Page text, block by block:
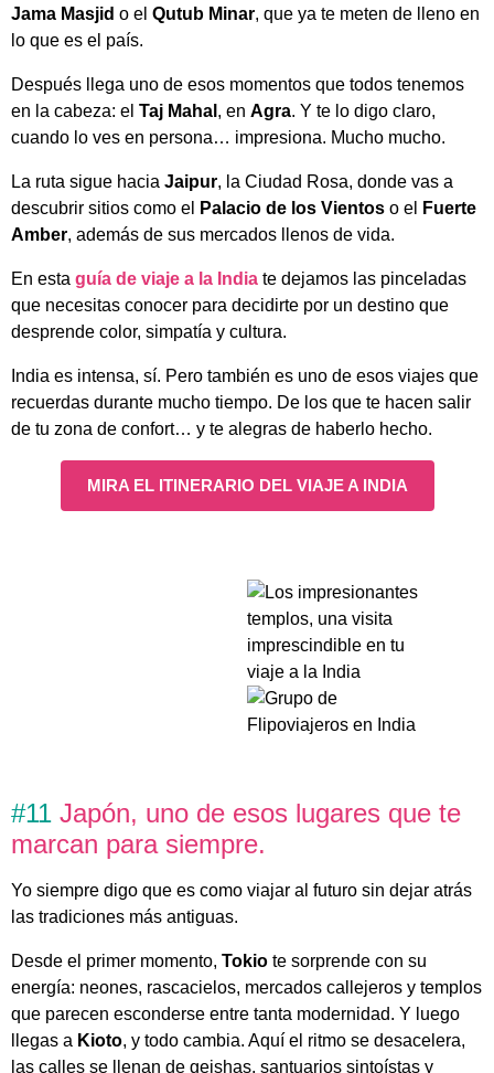
Jama Masjid o el Qutub Minar, que ya te meten de lleno en
lo que es el país.
Después llega uno de esos momentos que todos tenemos
en la cabeza: el Taj Mahal , en Agra. Y te lo digo claro,
cuando lo ves en persona… impresiona. Mucho mucho.
La ruta sigue hacia Jaipur, la Ciudad Rosa, donde vas a
descubrir sitios como el
Palacio de los Vientos o el
Fuerte
Amber, además de sus mercados llenos de vida.
En esta guía de viaje a la India te dejamos las pinceladas
que necesitas conocer para decidirte por un destino que
desprende color, simpatía y cultura.
India es intensa, sí. Pero también es uno de esos viajes que
recuerdas durante mucho tiempo. De los que te hacen salir
de tu zona de confort… y te alegras de haberlo hecho.
MIRA EL ITINERARIO DEL VIAJE A INDIA
#11 Japón, uno de esos lugares que te
marcan para siempre.
Yo siempre digo que es como viajar al futuro sin dejar atrás
las tradiciones más antiguas.
Desde el primer momento, Tokio te sorprende con su
energía: neones, rascacielos, mercados callejeros y templos
que parecen esconderse entre tanta modernidad. Y luego
llegas a Kioto, y todo cambia. Aquí el ritmo se desacelera,
las calles se llenan de geishas, santuarios sintoístas y